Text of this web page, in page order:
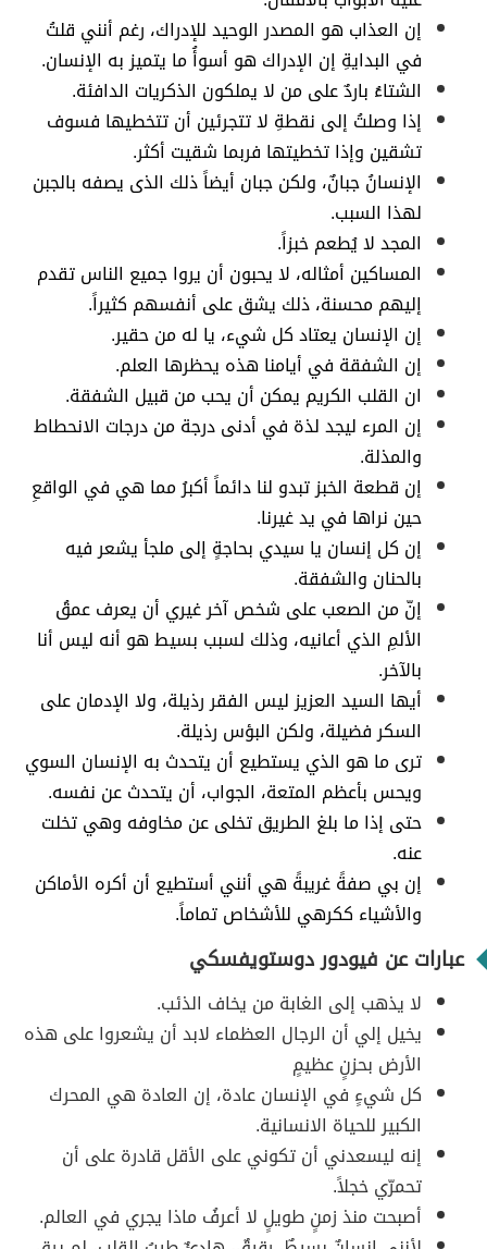
إن العذاب هو المصدر الوحيد للإدراك، رغم أنني قلتُ
في البدايةِ إن الإدراك هو أسوأُ ما يتميز به الإنسان.
الشتاءُ باردٌ على من لا يملكون الذكريات الدافئة.
إذا وصلتُ إلى نقطةِ لا تتجرئين أن تتخطيها فسوف
تشقين وإذا تخطيتها فربما شقيت أكثر.
الإنسانُ جبانٌ، ولكن جبان أيضاً ذلك الذى يصفه بالجبن
لهذا السبب.
المجد لا يُطعم خبزاً.
المساكين أمثاله، لا يحبون أن يروا جميع الناس تقدم
إليهم محسنة، ذلك يشق على أنفسهم كثيراً.
إن الإنسان يعتاد كل شيء، يا له من حقير.
إن الشفقة في أيامنا هذه يحظرها العلم.
ان القلب الكريم يمكن أن يحب من قبيل الشفقة.
إن المرء ليجد لذة في أدنى درجة من درجات الانحطاط
والمذلة.
إن قطعة الخبز تبدو لنا دائماً أكبرُ مما هي في الواقعِ
حين نراها في يد غيرنا.
إن كل إنسان يا سيدي بحاجةٍ إلى ملجأ يشعر فيه
بالحنان والشفقة.
إنّ من الصعب على شخص آخر غيري أن يعرف عمقُ
الألمِ الذي أعانيه، وذلك لسبب بسيط هو أنه ليس أنا
بالآخر.
أيها السيد العزيز ليس الفقر رذيلة، ولا الإدمان على
السكر فضيلة، ولكن البؤس رذيلة.
ترى ما هو الذي يستطيع أن يتحدث به الإنسان السوي
ويحس بأعظم المتعة، الجواب، أن يتحدث عن نفسه.
حتى إذا ما بلغ الطريق تخلى عن مخاوفه وهي تخلت
عنه.
إن بي صفةً غريبةً هي أنني أستطيع أن أكره الأماكن
والأشياء ككرهي للأشخاص تماماً.
عبارات عن فيودور دوستويفسكي
لا يذهب إلى الغابة من يخاف الذئب.
يخيل إلي أن الرجال العظماء لابد أن يشعروا على هذه
الأرض بحزنٍ عظيمٍ
كل شيءٍ في الإنسان عادة، إن العادة هي المحرك
الكبير للحياة الانسانية.
إنه ليسعدني أن تكوني على الأقل قادرة على أن
تحمرّي خجلاً.
أصبحت منذ زمنٍ طويلٍ لا أعرفُ ماذا يجري في العالم.